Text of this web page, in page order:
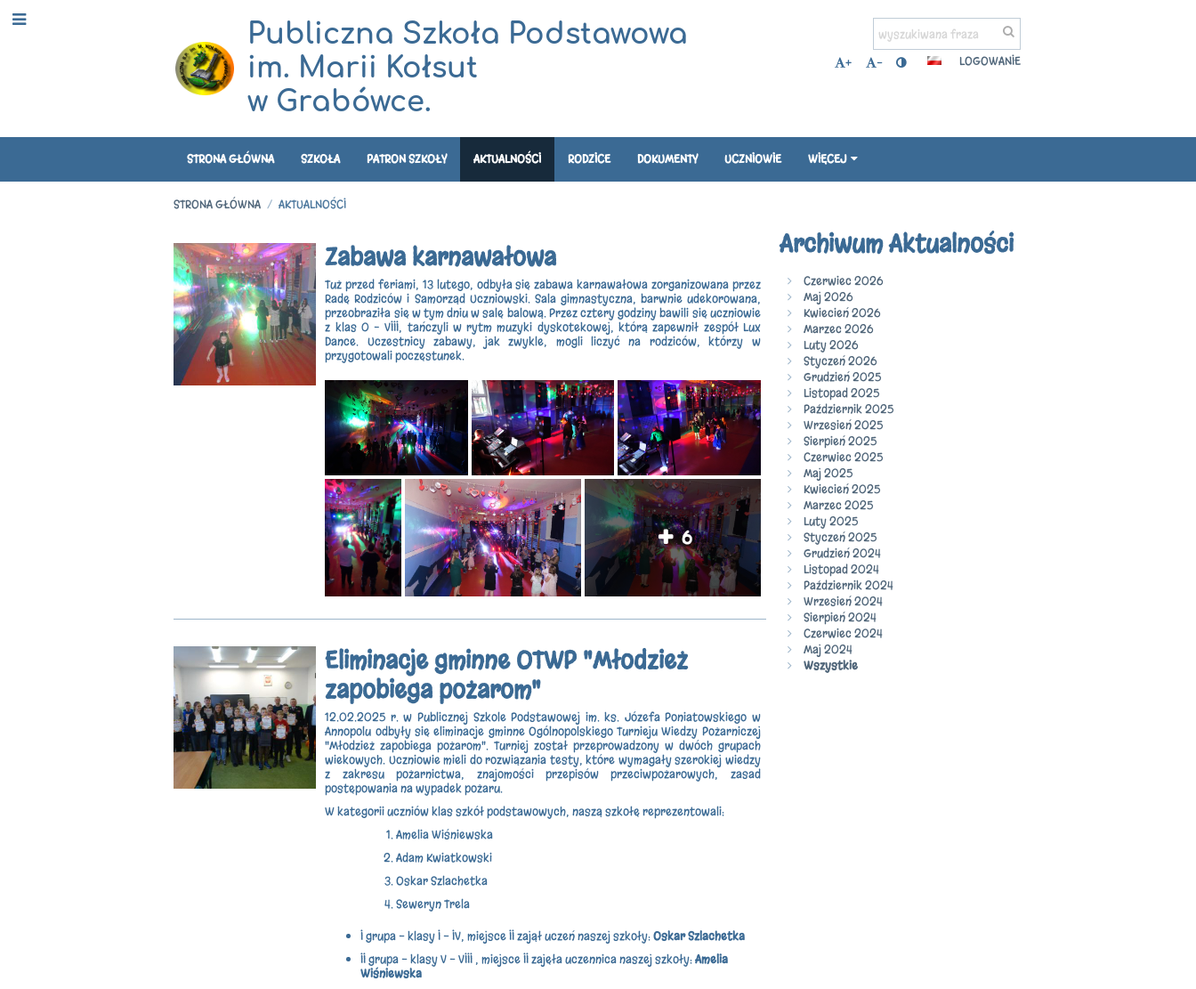
Publiczna Szkoła Podstawowa
im. Marii Kołsut
w Grabówce.
+ - LOGOWANIE
STRONA GŁÓWNA SZKOŁA PATRON SZKOŁY AKTUALNOŚCI RODZICE DOKUMENTY UCZNIOWIE WIĘCEJ
STRONA GŁÓWNA / AKTUALNOŚCI
Aktualności Zabawa karnawałowa
Tuż przed feriami, 13 lutego, odbyła się zabawa karnawałowa zorganizowana przez
Radę Rodziców i Samorząd Uczniowski. Sala gimnastyczna, barwnie udekorowana,
przeobraziła się w tym dniu w salę balową. Przez cztery godziny bawili się uczniowie
z klas 0 – VIII, tańczyli w rytm muzyki dyskotekowej, którą zapewnił zespół Lux
Dance. Uczestnicy zabawy, jak zwykle, mogli liczyć na rodziców, którzy w
przygotowali poczęstunek.
6
Eliminacje gminne OTWP "Młodzież
zapobiega pożarom"
12.02.2025 r. w Publicznej Szkole Podstawowej im. ks. Józefa Poniatowskiego w
Annopolu odbyły się eliminacje gminne Ogólnopolskiego Turnieju Wiedzy Pożarniczej
"Młodzież zapobiega pożarom". Turniej został przeprowadzony w dwóch grupach
wiekowych. Uczniowie mieli do rozwiązania testy, które wymagały szerokiej wiedzy
z zakresu pożarnictwa, znajomości przepisów przeciwpożarowych, zasad
postępowania na wypadek pożaru.
W kategorii uczniów klas szkół podstawowych, naszą szkołę reprezentowali:
Amelia Wiśniewska
Adam Kwiatkowski
Oskar Szlachetka
Seweryn Trela
I grupa - klasy I - IV, miejsce II zajął uczeń naszej szkoły:Oskar Szlachetka
II grupa - klasy V - VIII , miejsce II zajęła uczennica naszej szkoły:Amelia
Wiśniewska
Archiwum Aktualności
Czerwiec 2026
Maj 2026
Kwiecień 2026
Marzec 2026
Luty 2026
Styczeń 2026
Grudzień 2025
Listopad 2025
Październik 2025
Wrzesień 2025
Sierpień 2025
Czerwiec 2025
Maj 2025
Kwiecień 2025
Marzec 2025
Luty 2025
Styczeń 2025
Grudzień 2024
Listopad 2024
Październik 2024
Wrzesień 2024
Sierpień 2024
Czerwiec 2024
Maj 2024
Wszystkie